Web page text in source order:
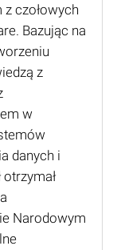
czołowych
Bazując na
z
w
danych i
Narodowym